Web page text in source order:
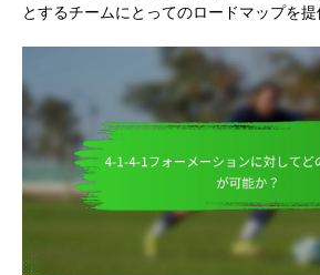
とするチームにとってのロードマップを提